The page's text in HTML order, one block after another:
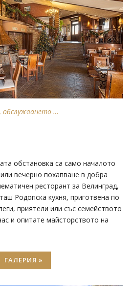
…
обстановка са само началото
вечерно похапване в добра
ресторант за Велинград,
Родопска кухня, приготвена по
приятели или със семейството
и опитате майсторството на
ГАЛЕРИЯ »